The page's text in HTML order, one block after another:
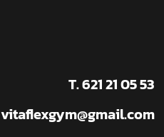
T. 621 21 05 53
vitaflexgym@gmail.com